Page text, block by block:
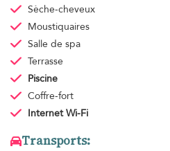
Sèche-cheveux
Moustiquaires
Salle de spa
Terrasse
Piscine
Coffre-fort
Internet Wi-Fi
Transports: